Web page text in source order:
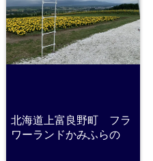
北海道上富良野町 フラ
ワーランドかみふらの